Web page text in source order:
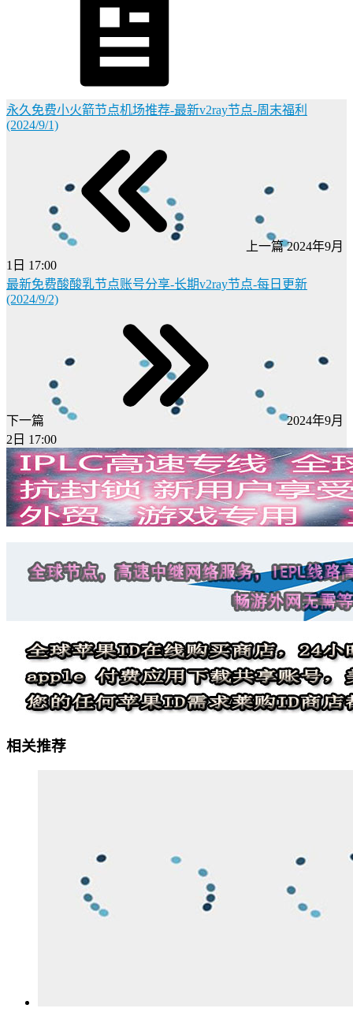
永久免费小火箭节点机场推荐-最新v2ray节点-周末福利
(2024/9/1)
上一篇 2024年9月
1日 17:00
最新免费酸酸乳节点账号分享-长期v2ray节点-每日更新
(2024/9/2)
下一篇
2024年9月
2日 17:00
相关推荐